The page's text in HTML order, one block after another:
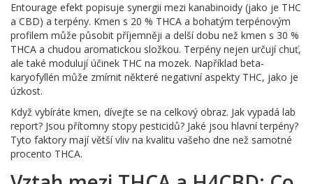
Entourage efekt popisuje synergii mezi kanabinoidy (jako je THC
a CBD) a terpény. Kmen s 20 % THCA a bohatým terpénovým
profilem může působit příjemněji a delší dobu než kmen s 30 %
THCA a chudou aromatickou složkou. Terpény nejen určují chuť,
ale také modulují účinek THC na mozek. Například beta-
karyofyllén může zmírnit některé negativní aspekty THC, jako je
úzkost.
Když vybíráte kmen, dívejte se na celkový obraz. Jak vypadá lab
report? Jsou přítomny stopy pesticidů? Jaké jsou hlavní terpény?
Tyto faktory mají větší vliv na kvalitu vašeho dne než samotné
procento THCA.